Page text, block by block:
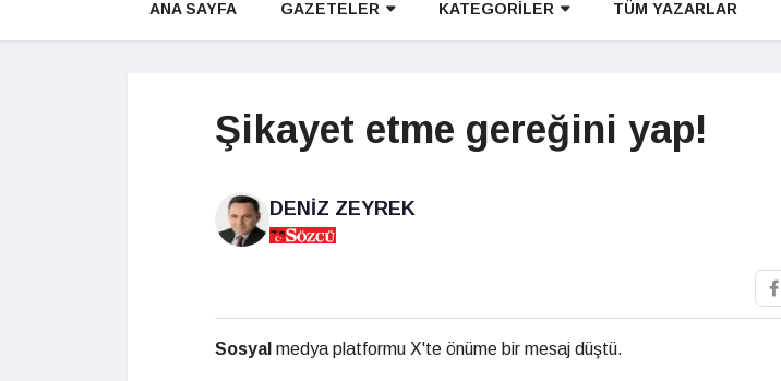
ANA SAYFA GAZETELER KATEGORİLER TÜM YAZARLAR
Şikayet etme gereğini yap!
DENIZ ZEYREK
Sosyal medya platformu X'te önüme bir mesaj düştü.